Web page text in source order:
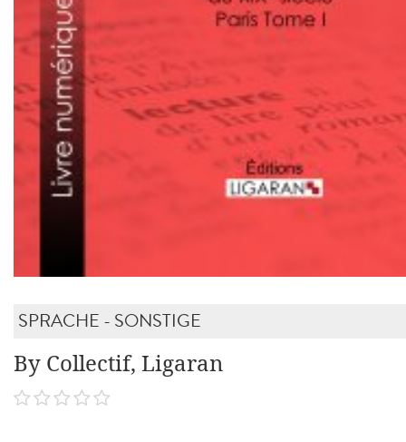
SPRACHE - SONSTIGE
By Collectif, Ligaran